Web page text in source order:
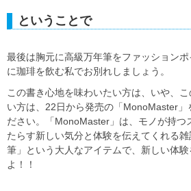
ということで
最後は胸元に高級万年筆をファッション
に珈琲を飲む私でお別れしましょう。
この書き心地を味わいたい方は、いや、
い方は、22日から発売の「MonoMaster」
ださい。「MonoMaster」は、モノが持つ
たらす新しい気分と体験を伝えてくれる
筆」という大人なアイテムで、新しい体
よ！！